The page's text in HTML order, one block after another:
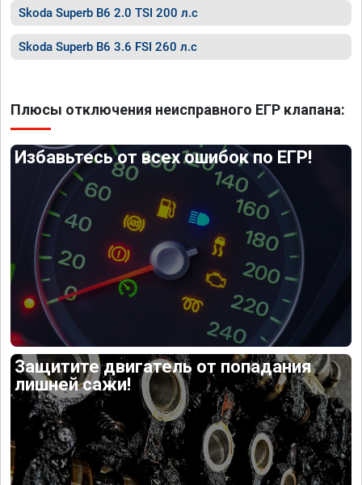
Skoda Superb B6 2.0 TSI 200 л.с
Skoda Superb B6 3.6 FSI 260 л.с
Плюсы отключения неисправного ЕГР клапана:
Избавьтесь от всех ошибок по ЕГР!
Защитите двигатель от попадания
лишней сажи!